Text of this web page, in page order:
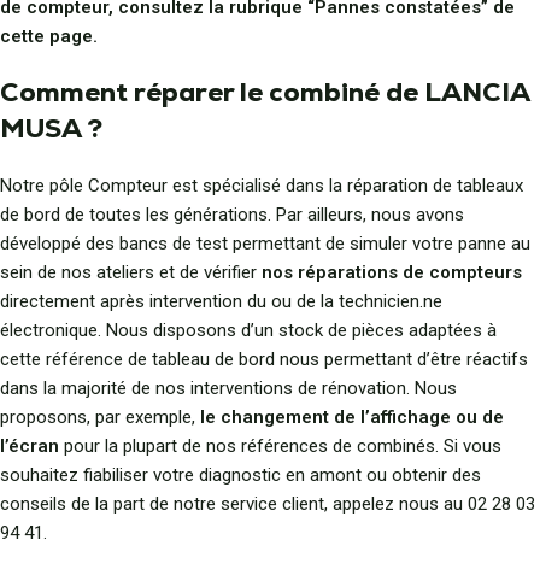
de compteur, consultez la rubrique “Pannes constatées” de
cette page.
Comment réparer le combiné de LANCIA
MUSA ?
Notre pôle Compteur est spécialisé dans la réparation de tableaux
de bord de toutes les générations. Par ailleurs, nous avons
développé des bancs de test permettant de simuler votre panne au
sein de nos ateliers et de vérifier nos réparations de compteurs
directement après intervention du ou de la technicien.ne
électronique. Nous disposons d’un stock de pièces adaptées à
cette référence de tableau de bord nous permettant d’être réactifs
dans la majorité de nos interventions de rénovation. Nous
proposons, par exemple, le changement de l’affichage ou de
l’écran pour la plupart de nos références de combinés. Si vous
souhaitez fiabiliser votre diagnostic en amont ou obtenir des
conseils de la part de notre service client, appelez nous au 02 28 03
94 41.